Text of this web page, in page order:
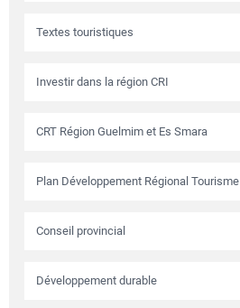
Textes touristiques
Investir dans la région CRI
CRT Région Guelmim et Es Smara
Plan Développement Régional Tourisme
Conseil provincial
Développement durable